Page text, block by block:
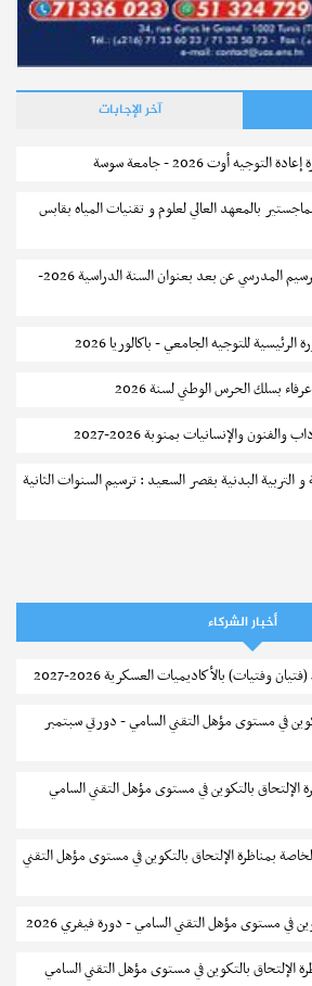
آخر الإجابات
أوت 2026 - جامعة سوسة
بالمعهد العالي لعلوم و تقنيات المياه بقابس
بلاغ حول مواعيد الترسيم المدرسي عن بعد بعنوان السنة الدراسية 2026-
للتوجيه الجامعي - باكالوريا 2026
بسلك الحرس الوطني لسنة 2026
والإنسانيات بمنوبة 2026-2027
و التربية البدنية بقصر السعيد : ترسيم السنوات الثانية
الترشح للماجستير بالمعهد العالي للرياضة والتربية البدنية بصفاقس 2026-
في الآلية الفلاحية جوقار الفحص :فتح باب الترشح
الآلية الفلاحية جوقار الفحص : دورة سبتمبر 2026
تسجيل طلبة المعهد العالي للعلوم التطبيقية و التكنولوجيا بسوسة 2026-
والتصرف بصفاقس : الترشح للماجستير (دورة ثانية)
في مستوى مؤهل التقني السامي في الصيد البحري
أخبار الشركاء
وفتيات) بالأكاديميات العسكرية 2026-2027
في مستوى مؤهل التقني السامي - دورتي سبتمبر
الإلتحاق بالتكوين في مستوى مؤهل التقني السامي
بمناظرة الإلتحاق بالتكوين في مستوى مؤهل التقني
في مستوى مؤهل التقني السامي - دورة فيفري 2026
الإلتحاق بالتكوين في مستوى مؤهل التقني السامي